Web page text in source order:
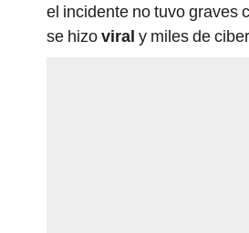
el incidente no tuvo graves
se hizoviral y miles de